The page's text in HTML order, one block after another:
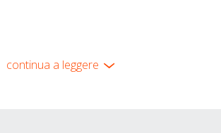
continua a leggere